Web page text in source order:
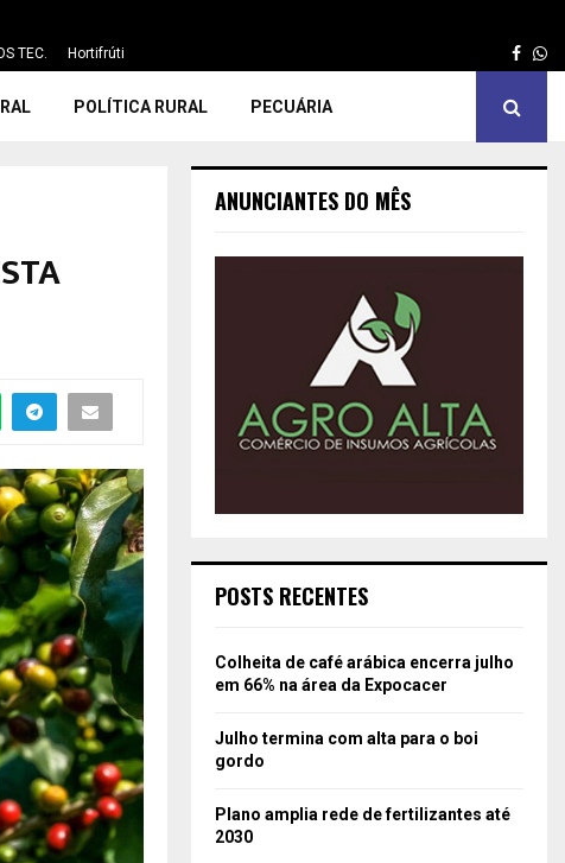
TEC. Hortifrúti
POLÍTICA RURAL PECUÁRIA
ANUNCIANTES DO MÊS
POSTS RECENTES
Colheita de café arábica encerra julho
em 66% na área da Expocacer
Julho termina com alta para o boi
gordo
Plano amplia rede de fertilizantes até
2030